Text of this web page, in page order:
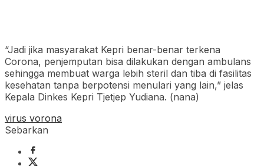
“Jadi jika masyarakat Kepri benar-benar terkena
Corona, penjemputan bisa dilakukan dengan ambulans
sehingga membuat warga lebih steril dan tiba di fasilitas
kesehatan tanpa berpotensi menulari yang lain,” jelas
Kepala Dinkes Kepri Tjetjep Yudiana. (nana)
virus vorona
Sebarkan